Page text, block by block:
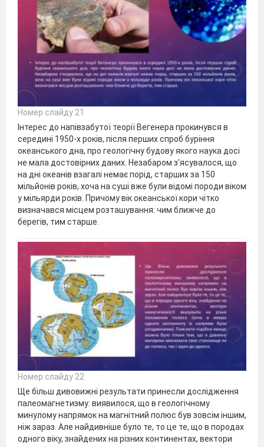
Номер слайду 21
Інтерес до напівзабутої теорії Вегенера прокинувся в
середині 1950-х років, після перших спроб буріння
океанського дна, про геологічну будову якого наука досі
не мала достовірних даних. Незабаром з'ясувалося, що
на дні океанів взагалі немає порід, старших за 150
мільйонів років, хоча на суші вже були відомі породи віком
у мільярди років. Причому вік океанської кори чітко
визначався місцем розташування: чим ближче до
берегів, тим старше.
Номер слайду 22
Ще більш дивовижні результати принесли дослідження
палеомагнетизму: виявилося, що в геологічному
минулому напрямок на магнітний полюс був зовсім іншим,
ніж зараз. Але найдивніше було те, то це те, що в породах
одного віку, знайдених на різних континентах, вектори